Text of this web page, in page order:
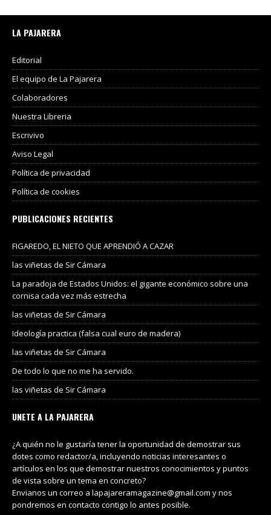
LA PAJARERA
Editorial
El equipo de La Pajarera
Colaboradores
Nuestra Libreria
Escrivivo
Aviso Legal
Política de privacidad
Política de cookies
PUBLICACIONES RECIENTES
FIGAREDO, EL NIETO QUE APRENDIÓ A CAZAR
las viñetas de Sir Cámara
La paradoja de Estados Unidos: el gigante económico sobre una
cornisa cada vez más estrecha
las viñetas de Sir Cámara
Ideología practica (falsa cual euro de madera)
las viñetas de Sir Cámara
De todo lo que no me ha servido.
las viñetas de Sir Cámara
UNETE A LA PAJARERA
¿A quién no le gustaría tener la oportunidad de demostrar sus
dotes como redactor/a, incluyendo noticias interesantes o
artículos en los que demostrar nuestros conocimientos y puntos
de vista sobre un tema en concreto?
Envianos un correo a lapajareramagazine@gmail.com y nos
pondremos en contacto contigo lo antes posible.